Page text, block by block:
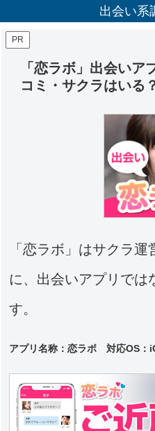
出会い系
PR
「恋ラボ」出会いア
コミ・サクラはいる
「恋ラボ」はサクラ
に、出会いアプリでは
す。
アプリ名称：恋ラボ 対応OS：